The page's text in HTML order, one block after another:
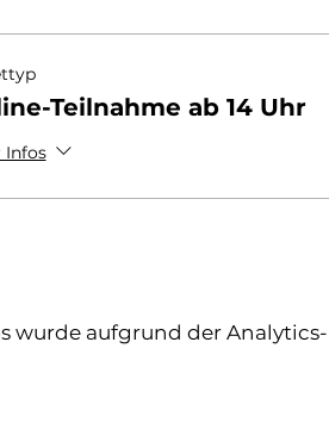
Teilnahme ab 14 Uhr
Infos
wurde aufgrund der